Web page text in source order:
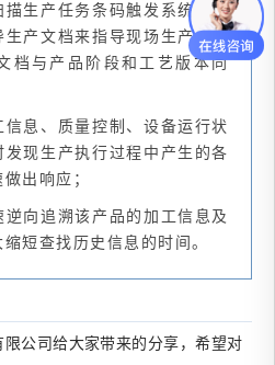
描生产任务条码触发系统自动
生产文档来指导现场生产，实
档与产品阶段和工艺版本同
息、质量控制、设备运行状
现生产执行过程中产生的各
出响应；
向追溯该产品的加工信息及
短查找历史信息的时间。
限公司给大家带来的分享，希望对